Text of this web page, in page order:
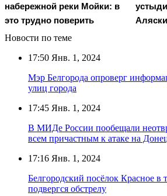
набережной реки Мойки: в
это трудно поверить
Аляски
Новости по теме
17:50 Янв. 1, 2024
Мэр Белгорода опроверг
улиц города
17:45 Янв. 1, 2024
В МИДе России пообещали
всем причастным к атаке на
17:16 Янв. 1, 2024
Белгородский посёлок Красное в
подвергся обстрелу